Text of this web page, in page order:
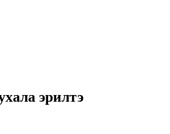
эрилтэ